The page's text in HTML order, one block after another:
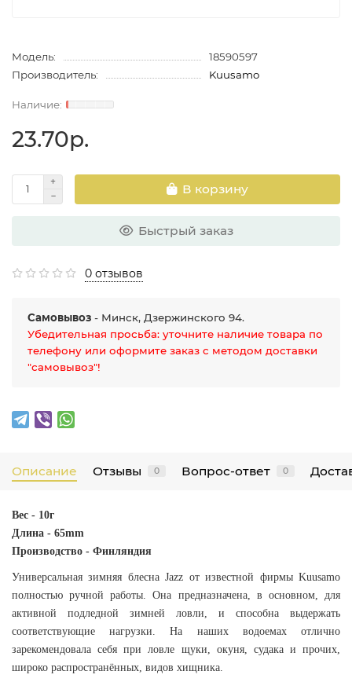
Модель:
18590597
Производитель:
Kuusamo
23.70р.
В корзину
Быстрый заказ
0 отзывов
Самовывоз - Минск, Дзержинского 94.
Убедительная просьба: уточните наличие товара по
телефону или оформите заказ с методом доставки
"самовывоз"!
Описание Отзывы 0 Вопрос-ответ 0
Вес - 10г
Длина - 65mm
Производство - Финляндия
Универсальная зимняя блесна Jazz от известной фирмы Kuusamo
полностью ручной работы. Она предназначена, в основном, для
активной подледной зимней ловли, и способна выдержать
соответствующие нагрузки. На наших водоемах отлично
зарекомендовала себя при ловле щуки, окуня, судака и прочих,
широко распространённых, видов хищника.